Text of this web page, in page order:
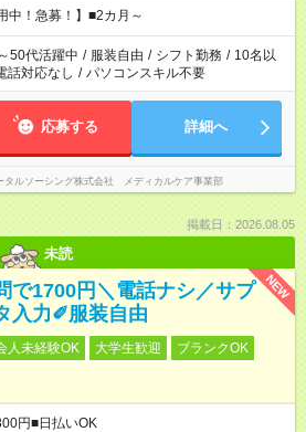
時間にしたい」 など、ご希望を教えてくださ
仕事の勤務時間。 合計で週40時間を超える
せん。
中！急募！】■2カ月～
50代活躍中 / 服装自由 / シフト勤務 / 10名以
話対応なし / パソコンスキル不要
応募する 詳細へ
タルソーシング株式会社 メディカルケア事業部
掲載日：2026.08.05
未読
NEW
で1700円＼電話ナシ／サプ
入力✐服装自由
人未経験OK 大学生歓迎
ブランクOK
円■日払いOK